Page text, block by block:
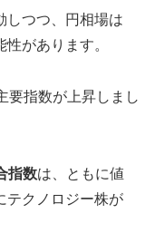
しつつ、円相場は
があります。
要指数が上昇しまし
指数は、ともに値
テクノロジー株が